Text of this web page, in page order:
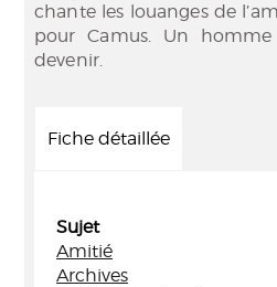
chante les louanges de
pour Camus. Un
devenir.
Fiche détaillée
Sujet
Amitié
Archives